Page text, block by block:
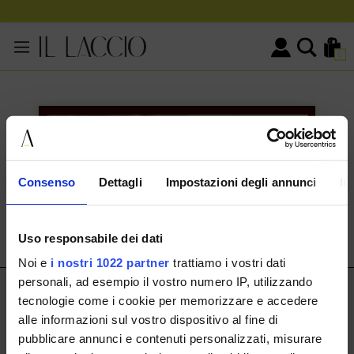
Consenso Dettagli Impostazioni degli annunci
Uso responsabile dei dati
Noi e i nostri 1022 partner trattiamo i vostri dati
personali, ad esempio il vostro numero IP, utilizzando
tecnologie come i cookie per memorizzare e accedere
alle informazioni sul vostro dispositivo al fine di
pubblicare annunci e contenuti personalizzati, misurare
0
KONTAKTINFORMATIONEN
Via Cassala 20 25126 Brescia
+393291008001
IL LACCIO
IL LACCIO